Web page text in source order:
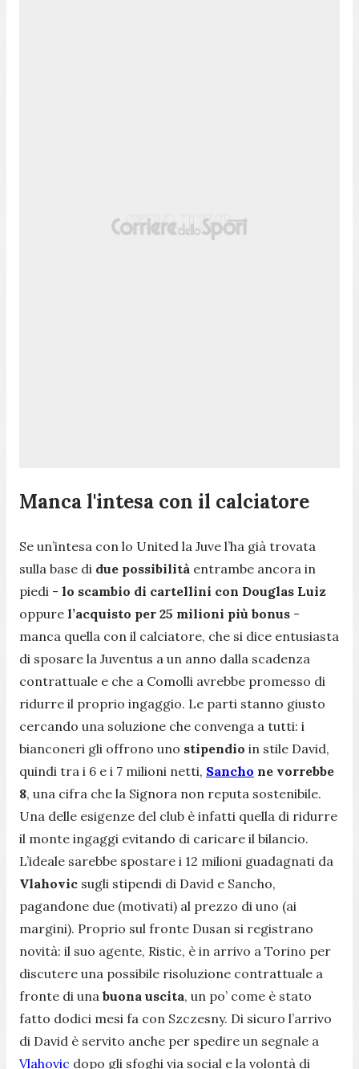
Manca l'intesa con il calciatore
Se un’intesa con lo United la Juve l’ha già trovata
sulla base di due possibilità entrambe ancora in
piedi - lo scambio di cartellini con Douglas Luiz
oppure l’acquisto per 25 milioni più bonus -
manca quella con il calciatore, che si dice entusiasta
di sposare la Juventus a un anno dalla scadenza
contrattuale e che a Comolli avrebbe promesso di
ridurre il proprio ingaggio. Le parti stanno giusto
cercando una soluzione che convenga a tutti: i
bianconeri gli offrono uno stipendio in stile David,
quindi tra i 6 e i 7 milioni netti, Sancho ne vorrebbe
8, una cifra che la Signora non reputa sostenibile.
Una delle esigenze del club è infatti quella di ridurre
il monte ingaggi evitando di caricare il bilancio.
L’ideale sarebbe spostare i 12 milioni guadagnati da
Vlahovic sugli stipendi di David e Sancho,
pagandone due (motivati) al prezzo di uno (ai
margini). Proprio sul fronte Dusan si registrano
novità: il suo agente, Ristic, è in arrivo a Torino per
discutere una possibile risoluzione contrattuale a
fronte di una buona uscita, un po’ come è stato
fatto dodici mesi fa con Szczesny. Di sicuro l’arrivo
di David è servito anche per spedire un segnale a
Vlahovic dopo gli sfoghi via social e la volontà di